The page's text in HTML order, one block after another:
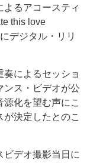
るアコースティ
this love
デジタル・リリ
によるセッショ
ンス・ビデオが公
化を望む声にこ
決定したとのこ
デオ撮影当日に